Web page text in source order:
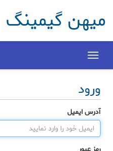
میهن گیمینگ
Toggle
navigation
ورود
آدرس ایمیل